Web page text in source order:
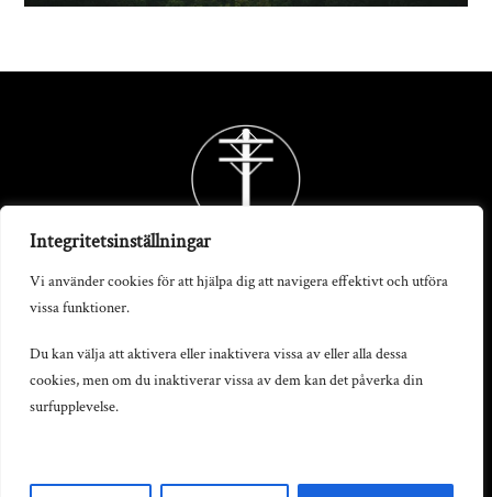
Integritetsinställningar
Vi använder cookies för att hjälpa dig att navigera effektivt och utföra
vissa funktioner.
Du kan välja att aktivera eller inaktivera vissa av eller alla dessa
cookies, men om du inaktiverar vissa av dem kan det påverka din
surfupplevelse.
Back
To
Telegrafstationen AB
S:t Persgatan 19, 602 33 Norrköping